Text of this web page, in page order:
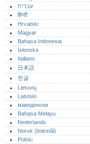
עברית
हिन्दी
Hrvatski
Magyar
Bahasa Indonesia
Íslenska
Italiano
日本語
한글
Lietuvių
Latviski
македонски
Bahasa Melayu
Nederlands
Norsk (bokmål)‎
Polski